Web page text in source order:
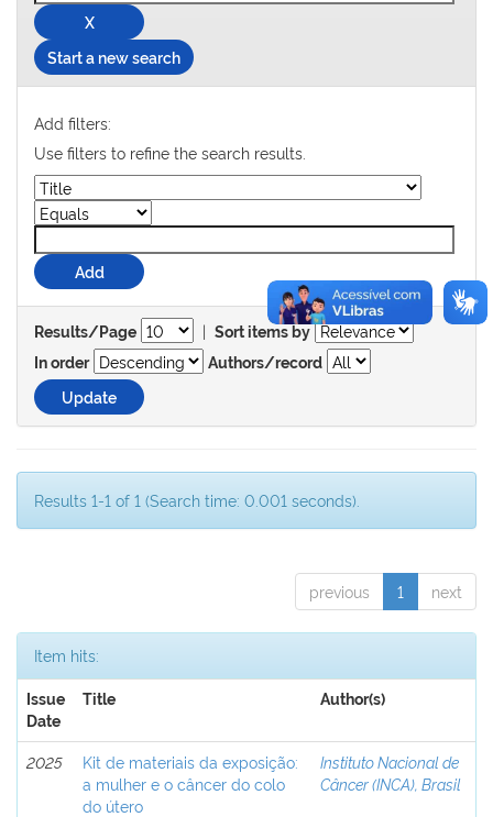
Start a new search
Add filters:
Use filters to refine the search results.
Results/Page | Sort items by
In order
Authors/record
Results 1-1 of 1 (Search time: 0.001 seconds).
previous 1 next
Item hits:
Issue
Date
Title Author(s)
2025
Kit de materiais da exposição:
a mulher e o câncer do colo
do útero
Instituto Nacional de
Câncer (INCA), Brasil